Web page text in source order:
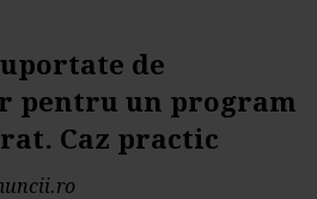
de
pentru un program
Caz practic